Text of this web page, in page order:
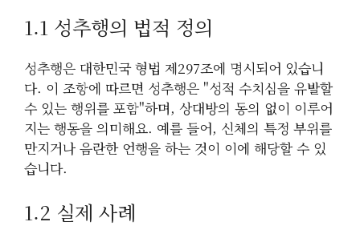
1.1 성추행의 법적 정의
성추행은 대한민국 형법 제297조에 명시되어 있습니
다. 이 조항에 따르면 성추행은 "성적 수치심을 유발할
수 있는 행위를 포함"하며, 상대방의 동의 없이 이루어
지는 행동을 의미해요. 예를 들어, 신체의 특정 부위를
만지거나 음란한 언행을 하는 것이 이에 해당할 수 있
습니다.
1.2 실제 사례